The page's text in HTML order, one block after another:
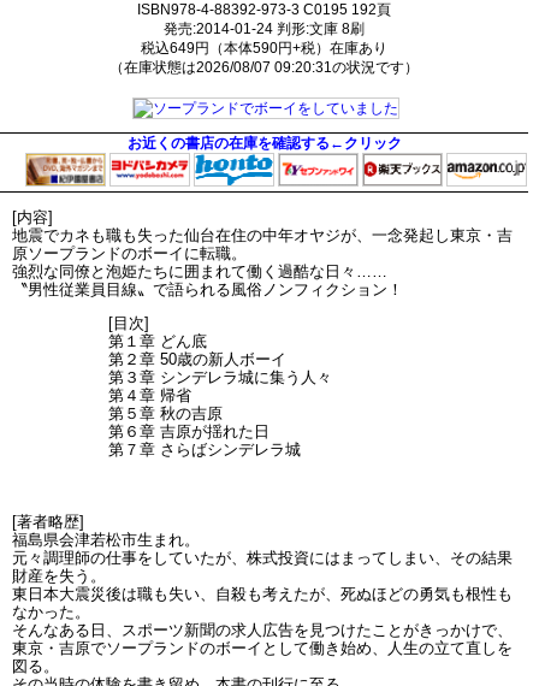
ISBN978-4-88392-973-3 C0195 192頁
発売:2014-01-24 判形:文庫 8刷
税込649円（本体590円+税）在庫あり
（在庫状態は2026/08/07 09:20:31の状況です）
お近くの書店の在庫を確認する←クリック
[内容]
地震でカネも職も失った仙台在住の中年オヤジが、一念発起し東京・吉
原ソープランドのボーイに転職。
強烈な同僚と泡姫たちに囲まれて働く過酷な日々……
〝男性従業員目線〟で語られる風俗ノンフィクション！
[目次]
第１章 どん底
第２章 50歳の新人ボーイ
第３章 シンデレラ城に集う人々
第４章 帰省
第５章 秋の吉原
第６章 吉原が揺れた日
第７章 さらばシンデレラ城
[著者略歴]
福島県会津若松市生まれ。
元々調理師の仕事をしていたが、株式投資にはまってしまい、その結果
財産を失う。
東日本大震災後は職も失い、自殺も考えたが、死ぬほどの勇気も根性も
なかった。
そんなある日、スポーツ新聞の求人広告を見つけたことがきっかけで、
東京・吉原でソープランドのボーイとして働き始め、人生の立て直しを
図る。